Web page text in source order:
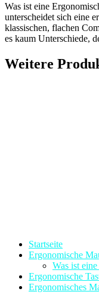
Was ist eine
unterscheidet sich eine
klassischen, flachen
es kaum Unterschiede,
Weitere
Startseite
Ergonomische
Was ist
Ergonomische
Ergonomisches